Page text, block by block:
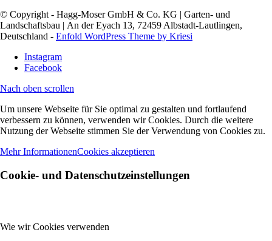
© Copyright - Hagg-Moser GmbH & Co. KG | Garten- und
Landschaftsbau | An der Eyach 13, 72459 Albstadt-Lautlingen,
Deutschland - Enfold WordPress Theme by Kriesi
Instagram
Facebook
Nach oben scrollen
Um unsere Webseite für Sie optimal zu gestalten und fortlaufend
verbessern zu können, verwenden wir Cookies. Durch die weitere
Nutzung der Webseite stimmen Sie der Verwendung von Cookies zu.
Mehr InformationenCookies akzeptieren
Cookie- und Datenschutzeinstellungen
Wie wir Cookies verwenden